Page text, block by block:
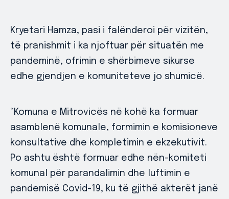
Kryetari Hamza, pasi i falënderoi për vizitën,
të pranishmit i ka njoftuar për situatën me
pandeminë, ofrimin e shërbimeve sikurse
edhe gjendjen e komuniteteve jo shumicë.
“Komuna e Mitrovicës në kohë ka formuar
asamblenë komunale, formimin e komisioneve
konsultative dhe kompletimin e ekzekutivit.
Po ashtu është formuar edhe nën-komiteti
komunal për parandalimin dhe luftimin e
pandemisë Covid-19, ku të gjithë akterët janë